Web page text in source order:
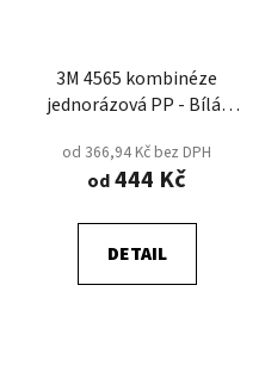
3M 4565 kombinéze
jednorázová PP - Bílá/
od 366,94 Kč bez DPH
od444 Kč
DETAIL